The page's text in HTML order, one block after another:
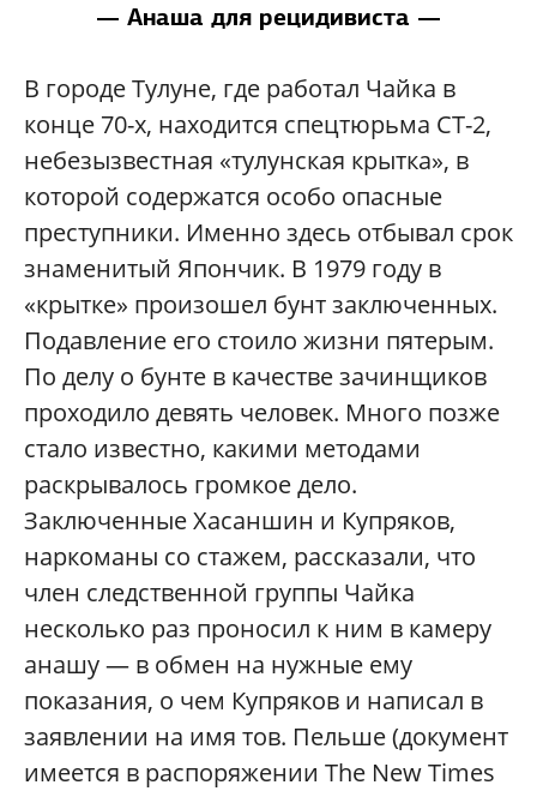
— Анаша для рецидивиста —
В городе Тулуне, где работал Чайка в
конце 70-х, находится спецтюрьма СТ-2,
небезызвестная «тулунская крытка», в
которой содержатся особо опасные
преступники. Именно здесь отбывал срок
знаменитый Япончик. В 1979 году в
«крытке» произошел бунт заключенных.
Подавление его стоило жизни пятерым.
По делу о бунте в качестве зачинщиков
проходило девять человек. Много позже
стало известно, какими методами
раскрывалось громкое дело.
Заключенные Хасаншин и Купряков,
наркоманы со стажем, рассказали, что
член следственной группы Чайка
несколько раз проносил к ним в камеру
анашу — в обмен на нужные ему
показания, о чем Купряков и написал в
заявлении на имя тов. Пельше (документ
имеется в распоряжении The New Times